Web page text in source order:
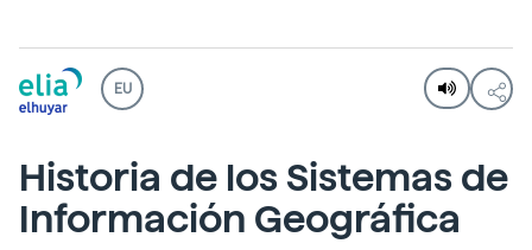
EU
Historia de los Sistemas de
Información Geográfica